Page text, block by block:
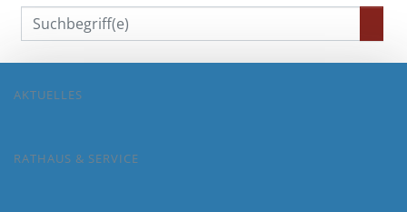
AKTUELLES
RATHAUS & SERVICE